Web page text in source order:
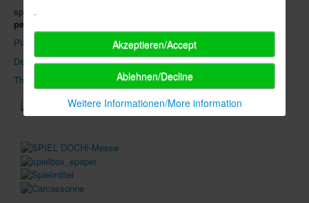
In eigener Sache-On our own behalf
Archivierte Meldungen-News archive
spielbox has therefore compiled
perception of James Cook:
Planet Wissen (German)
Deutschlandfunk Kultur (German)
The Conversation.com (English)
.
Akzeptieren/Accept
Ablehnen/Decline
Weitere Informationen/More information